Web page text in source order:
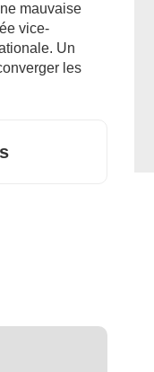
mauvaise
vice-
Un
les